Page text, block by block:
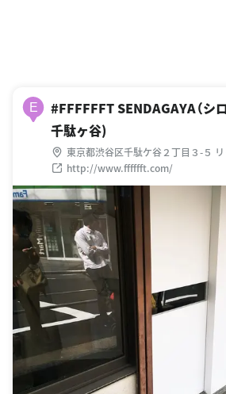
E
#FFFFFFT SENDAGAYA（シ
千駄ヶ谷)
東京都渋谷区千駄ケ谷２丁目３-５
http://www.fffffft.com/